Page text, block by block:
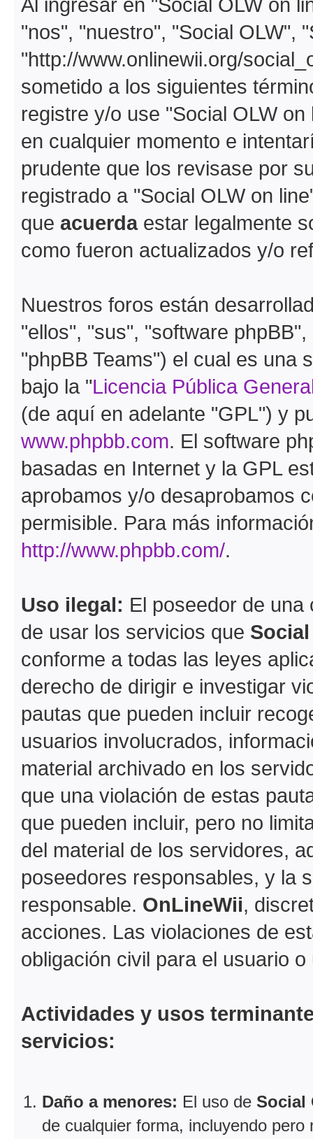
"nos", "nuestro", "Social OLW",
"http://www.onlinewii.org/
sometido a los siguientes
registre y/o use "Social OLW
en cualquier momento e
prudente que los revisase por
registrado a "Social OLW on
que acuerdaestar legalmente
como fueron actualizados y/o
Nuestros foros están
"ellos", "sus", "software
"phpBB Teams") el cual es una
bajo la "Licencia Pública
(de aquí en adelante "GPL") y
www.phpbb.com. El software
basadas en Internet y la GPL
aprobamos y/o desaprobamos
permisible. Para más
http://www.phpbb.com/.
Uso ilegal: El poseedor de
de usar los servicios que
conforme a todas las leyes
derecho de dirigir e investigar
pautas que pueden incluir
usuarios involucrados,
material archivado en los
que una violación de estas
que pueden incluir, pero no
del material de los servidores,
poseedores responsables, y la
responsable. OnLineWii,
acciones. Las violaciones de
obligación civil para el usuario
Actividades y usos
servicios:
Daño a menores: El uso de Social
de cualquier forma, incluyendo